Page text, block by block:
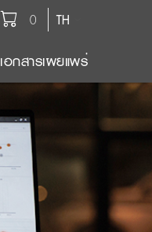
TH
0
เอกสารเผยแพร่